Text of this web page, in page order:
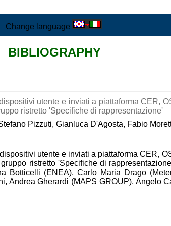
Change language
BIBLIOGRAPHY
utente e inviati a piattaforma CER,
ristretto 'Specifiche di rappresentazione'
Pizzuti, Gianluca D'Agosta, Fabio
utente e inviati a piattaforma CER,
ristretto 'Specifiche di
Botticelli (ENEA), Carlo Maria Drago
Andrea Gherardi (MAPS GROUP), Angelo